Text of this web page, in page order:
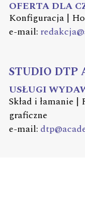
OFERTA DLA
Konfiguracja |
e-mail:
STUDIO DTP
USŁUGI
Skład i łamanie
graficzne
e-mail: